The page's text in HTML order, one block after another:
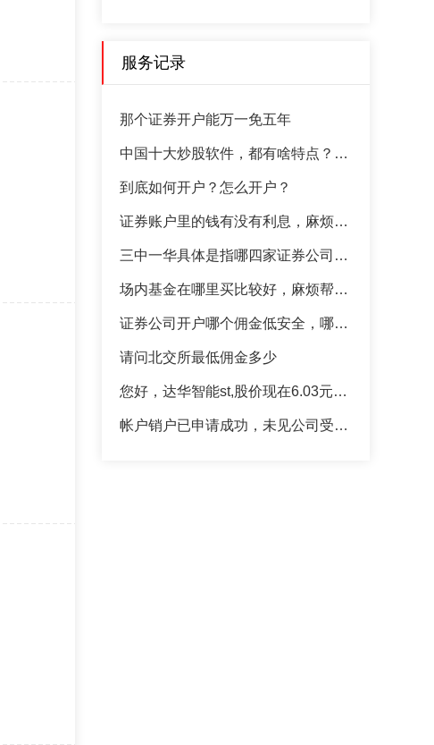
服务记录
那个证券开户能万一免五年
中国十大炒股软件，都有啥特点？​麻烦解惑,感谢!
到底如何开户？怎么开户？
证券账户里的钱有没有利息，麻烦老师教我一下
三中一华具体是指哪四家证券公司？，求老师指点
场内基金在哪里买比较好，麻烦帮帮我吧
证券公司开户哪个佣金低安全，哪位老师给解答下
请问北交所最低佣金多少
您好，达华智能st,股价现在6.03元，我怎样隔夜挂单，价格是填多少？谢谢
帐户销户已申请成功，未见公司受理完成